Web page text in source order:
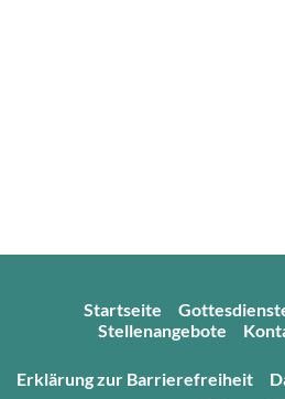
Startseite
Stellenangebote
Erklärung zur Barrierefreiheit